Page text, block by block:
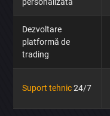
Dezvoltare
platformă de
trading
Suport tehnic24/7